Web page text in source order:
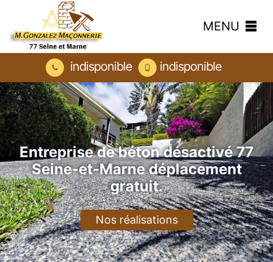
MENU
indisponible indisponible
Entreprise de béton désactivé 77
Seine-et-Marne déplacement
gratuit.
Nos réalisations